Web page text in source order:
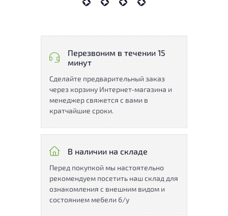
Перезвоним в течении 15
минут
Сделайте предварительный заказ
через корзину Интернет-магазина и
менеджер свяжется с вами в
кратчайшие сроки.
В наличии на складе
Перед покупкой мы настоятельно
рекомендуем посетить наш склад для
ознакомления с внешним видом и
состоянием мебели б/у